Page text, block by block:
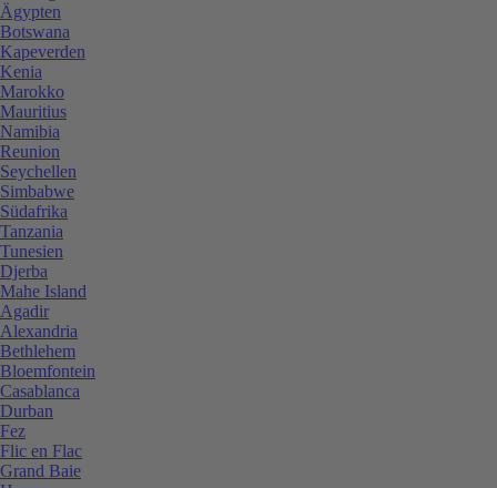
Ägypten
Botswana
Kapeverden
Kenia
Marokko
Mauritius
Namibia
Reunion
Seychellen
Simbabwe
Südafrika
Tanzania
Tunesien
Djerba
Mahe Island
Agadir
Alexandria
Bethlehem
Bloemfontein
Casablanca
Durban
Fez
Flic en Flac
Grand Baie